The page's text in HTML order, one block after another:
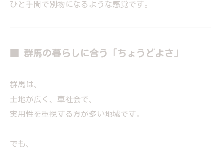
ひと手間で別物になるような感覚です。
■ 群馬の暮らしに合う「ちょうどよさ」
群馬は、
土地が広く、車社会で、
実用性を重視する方が多い地域です。
でも、